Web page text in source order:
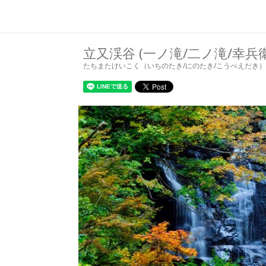
立又渓谷 (一ノ滝/二ノ滝/幸兵
たちまたけいこく（いちのたき/にのたき/こうべえだき）